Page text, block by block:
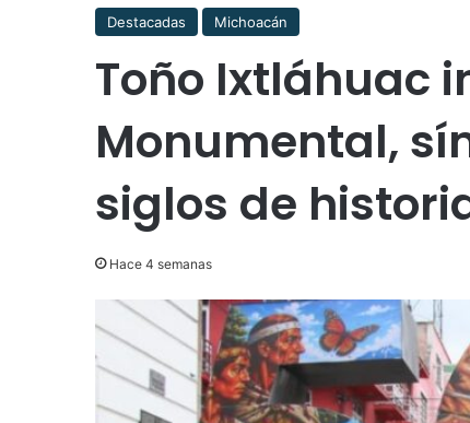
Destacadas Michoacán
Toño Ixtláhuac
Monumental,
siglos de
Hace 4 semanas